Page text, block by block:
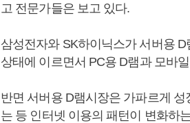
고 전문가들은 보고 있다.
삼성전자와 SK하이닉스가 서버용
상태에 이르면서 PC용 D램과 모바
반면 서버용 D램시장은 가파르게
는 등 인터넷 이용의 패턴이 변화하